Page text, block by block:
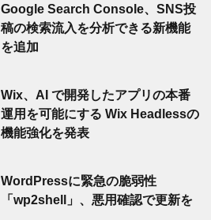
Google Search Console、SNS投
稿の検索流入を分析できる新機能
を追加
Wix、AI で開発したアプリの本番
運用を可能にする Wix Headlessの
機能強化を発表
WordPressに緊急の脆弱性
「wp2shell」、悪用確認で更新を